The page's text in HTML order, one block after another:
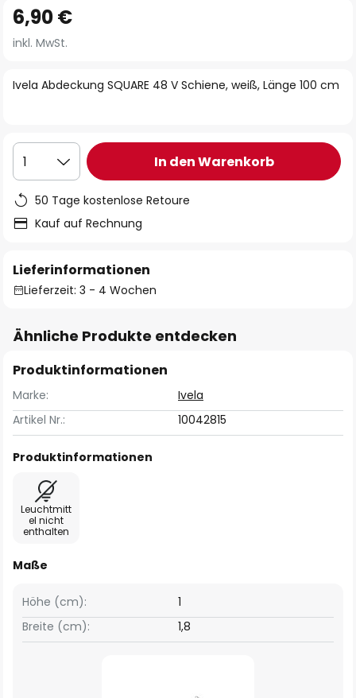
Anfang
der
springen
Ivela Abdeckung SQUARE 48 V Schiene, weiß, Länge 100 cm
6,90 €
inkl. MwSt.
1 In den Warenkorb
50 Tage kostenlose Retoure
Kauf auf Rechnung
Lieferinformationen
Lieferzeit: 3 - 4 Wochen
Ähnliche Produkte entdecken
Produktinformationen
Marke:
Ivela
Artikel Nr.:
10042815
Produktinformationen
Leuchtmitt
el nicht
enthalten
Maße
Breite (cm): 1,8
Höhe (cm): 1